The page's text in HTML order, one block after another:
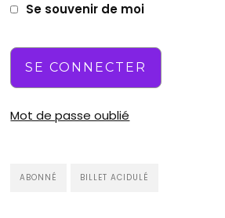
Se souvenir de moi
Mot de passe oublié
ABONNÉ BILLET ACIDULÉ